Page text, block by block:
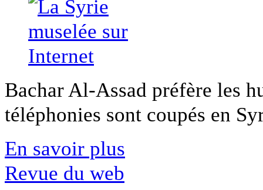
Bachar Al-Assad préfère les
téléphonies sont coupés en
En savoir plus
Revue du web